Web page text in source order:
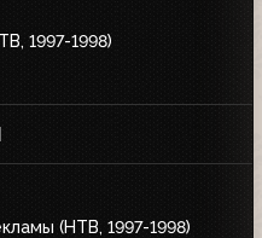
1997-1998)
(НТВ, 1997-1998)